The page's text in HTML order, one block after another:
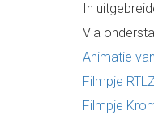
In
Via
Animatie
Filmpje
Filmpje